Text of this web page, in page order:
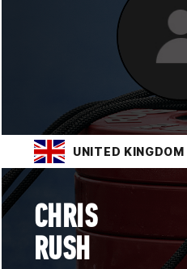
UNITED KINGDOM
CHRIS
RUSH